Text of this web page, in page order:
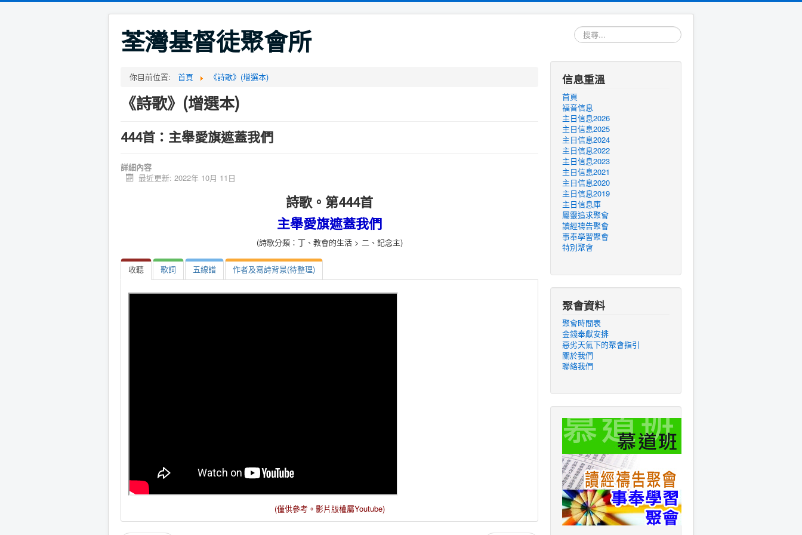
荃灣基督徒聚會所
搜
尋...
你目前位置: 首頁 《詩歌》(增選本)
《詩歌》(增選本)
444首：主舉愛旗遮蓋我們
詳細內容
最近更新: 2022年 10月 11日
詩歌。第444首
主舉愛旗遮蓋我們
(詩歌分類：丁、教會的生活 > 二、記念主)
收聽 歌詞 五線譜 作者及寫詩背景(待整理)
(僅供參考。影片版權屬Youtube)
信息重溫
首頁
福音信息
主日信息2026
主日信息2025
主日信息2024
主日信息2022
主日信息2023
主日信息2021
主日信息2020
主日信息2019
主日信息庫
屬靈追求聚會
讀經禱告聚會
事奉學習聚會
特別聚會
聚會資料
聚會時間表
金錢奉獻安排
惡劣天氣下的聚會指引
關於我們
聯絡我們